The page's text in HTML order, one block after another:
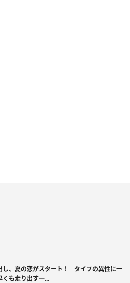
し、夏の恋がスタート！ タイプの異性に一
も走り出す一...